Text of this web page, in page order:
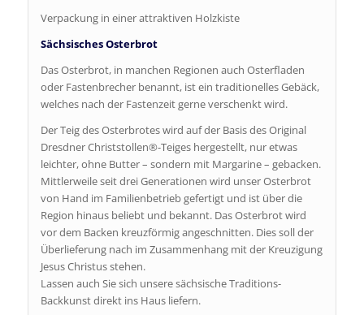
Verpackung in einer attraktiven Holzkiste
Sächsisches Osterbrot
Das Osterbrot, in manchen Regionen auch Osterfladen
oder Fastenbrecher benannt, ist ein traditionelles Gebäck,
welches nach der Fastenzeit gerne verschenkt wird.
Der Teig des Osterbrotes wird auf der Basis des Original
Dresdner Christstollen®-Teiges hergestellt, nur etwas
leichter, ohne Butter – sondern mit Margarine – gebacken.
Mittlerweile seit drei Generationen wird unser Osterbrot
von Hand im Familienbetrieb gefertigt und ist über die
Region hinaus beliebt und bekannt. Das Osterbrot wird
vor dem Backen kreuzförmig angeschnitten. Dies soll der
Überlieferung nach im Zusammenhang mit der Kreuzigung
Jesus Christus stehen.
Lassen auch Sie sich unsere sächsische Traditions-
Backkunst direkt ins Haus liefern.